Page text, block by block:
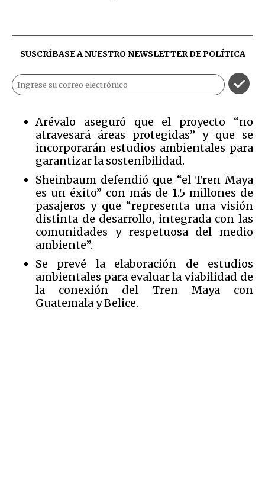
SUSCRÍBASE A NUESTRO NEWSLETTER DEPOLÍTICA
Arévalo aseguró que el proyecto “no
atravesará áreas protegidas” y que se
incorporarán estudios ambientales para
garantizar la sostenibilidad.
Sheinbaum defendió que “el Tren Maya
es un éxito” con más de 1.5 millones de
pasajeros y que “representa una visión
distinta de desarrollo, integrada con las
comunidades y respetuosa del medio
ambiente”.
Se prevé la elaboración de estudios
ambientales para evaluar la viabilidad de
la conexión del Tren Maya con
Guatemala y Belice.